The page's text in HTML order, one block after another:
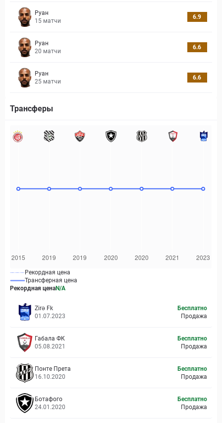
Руан
15 матчи
6.9
Руан
20 матчи
6.6
Руан
25 матчи
6.6
Трансферы
Рекордная цена
Трансферная цена
Рекордная ценаN/A
Zirə Fk
01.07.2023
Бесплатно
Продажа
Габала ФК
05.08.2021
Бесплатно
Продажа
Понте Прета
16.10.2020
Бесплатно
Продажа
Ботафого
24.01.2020
Бесплатно
Продажа